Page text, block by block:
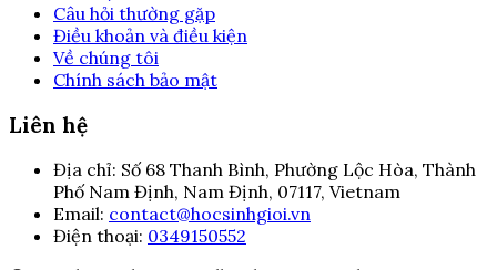
Câu hỏi thường gặp
Điều khoản và điều kiện
Về chúng tôi
Chính sách bảo mật
Liên hệ
Địa chỉ: Số 68 Thanh Bình, Phường Lộc Hòa, Thành
Phố Nam Định, Nam Định, 07117, Vietnam
Email: contact@hocsinhgioi.vn
Điện thoại: 0349150552